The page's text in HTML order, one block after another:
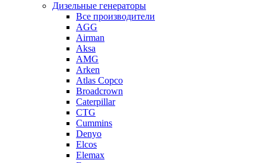
Дизельные генераторы
Все производители
AGG
Airman
Aksa
AMG
Arken
Atlas Copco
Broadcrown
Caterpillar
CTG
Cummins
Denyo
Elcos
Elemax